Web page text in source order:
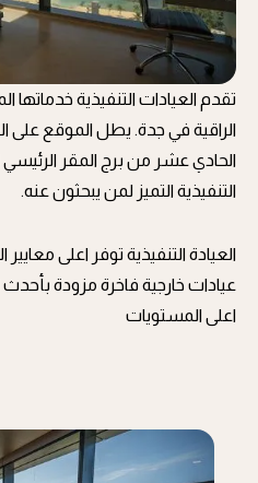
تقدم العيادات التنفيذية خدماتها
الراقية في جدة. يطل الموقع على
الحادي عشر من برج المقر الرئيسي
التنفيذية التميز لمن يبحثون عنه.
العيادة التنفيذية توفر اعلى
عيادات خارجية فاخرة مزودة
اعلى المستويات